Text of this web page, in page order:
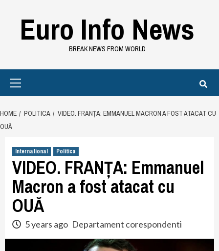
contentEuro Info News
BREAK NEWS FROM WORLD
HOME POLITICA
VIDEO. FRANȚA: EMMANUEL MACRON A FOST ATACAT CU
OUĂ
International Politica
VIDEO. FRANȚA: Emmanuel
Macron a fost atacat cu
OUĂ
5 years ago Departament corespondenti